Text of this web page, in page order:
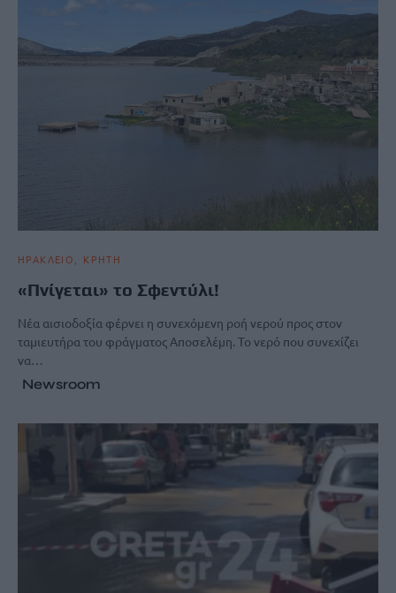
ΗΡΑΚΛΕΙΟ ΚΡΗΤΗ
«Πνίγεται» το Σφεντύλι!
Νέα αισιοδοξία φέρνει η συνεχόμενη ροή νερού προς στον
ταμιευτήρα του φράγματος Αποσελέμη. Το νερό που συνεχίζει
να…
Newsroom